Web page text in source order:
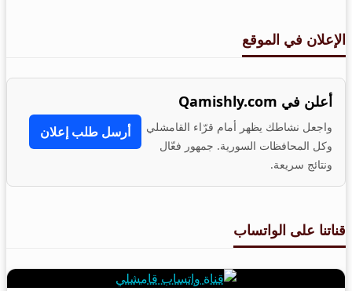
الإعلان في الموقع
أعلن في Qamishly.com
واجعل نشاطك يظهر أمام قرّاء القامشلي
وكل المحافظات السورية. جمهور فعّال
ونتائج سريعة.
أرسل طلب إعلان
قناتنا على الواتساب